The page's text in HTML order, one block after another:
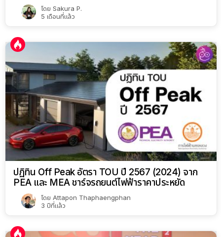
โดย Sakura P.
5 เดือนที่แล้ว
ปฏิทิน Off Peak อัตรา TOU ปี 2567 (2024) จาก
PEA และ MEA ชาร์จรถยนต์ไฟฟ้าราคาประหยัด
โดย Attapon Thaphaengphan
3 ปีที่แล้ว